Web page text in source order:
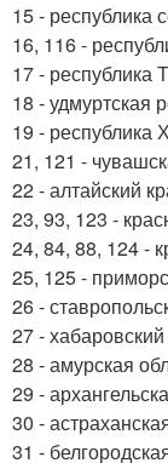
15 - республика
16, 116 -
17 - республика
18 - удмуртская
19 - республика
21, 121 -
22 - алтайский
23, 93, 123 -
24, 84, 88, 124 -
25, 125 -
26 -
27 - хабаровский
28 - амурская
29 -
30 -
31 -